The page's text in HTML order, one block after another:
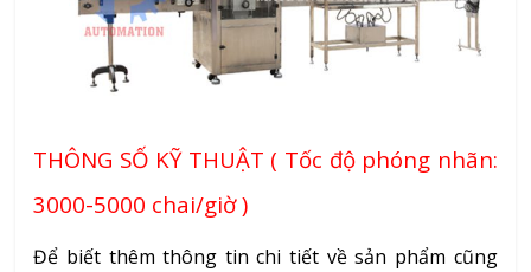
THÔNG SỐ KỸ THUẬT ( Tốc độ phóng nhãn:
3000-5000 chai/giờ )
Để biết thêm thông tin chi tiết về sản phẩm cũng